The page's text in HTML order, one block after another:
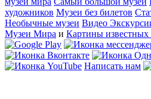
художников Музеи без билетов
Необычные музеи Видео
Музеи Мира и Картины известных
Написать нам